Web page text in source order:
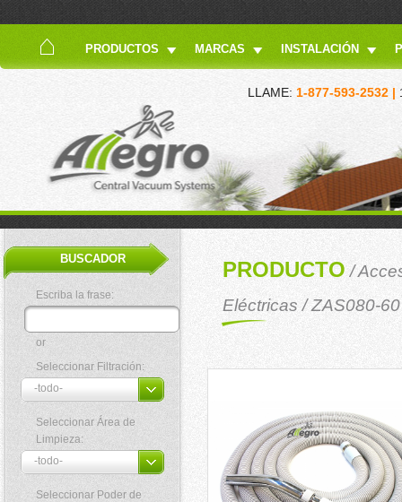
PRODUCTOS MARCAS INSTALACIÓN
LLAME: 1-877-593-2532 |
BUSCADOR
Escriba la frase:
or
Seleccionar Filtración:
Seleccionar Área de
Limpieza:
Seleccionar Poder de
PRODUCTO/
Eléctricas / ZAS080-60